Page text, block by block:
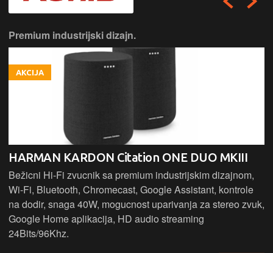
Premium industrijski dizajn.
AKCIJA
HARMAN KARDON Citation ONE DUO MKIII
Bežicni Hi-Fi zvucnik sa premium industrijskim dizajnom,
Wi-Fi, Bluetooth, Chromecast, Google Assistant, kontrole
na dodir, snaga 40W, mogucnost uparivanja za stereo zvuk,
Google Home aplikacija, HD audio streaming
24Bits/96Khz.